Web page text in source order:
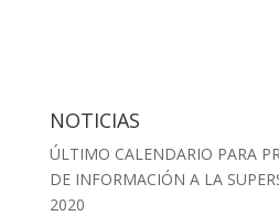
NOTICIAS
ÚLTIMO CALENDARIO PARA
DE INFORMACIÓN A LA
2020